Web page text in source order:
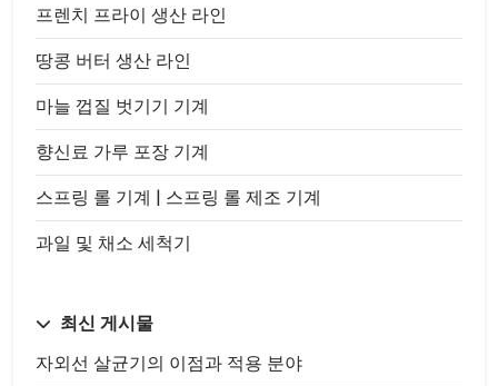
프렌치 프라이 생산 라인
땅콩 버터 생산 라인
마늘 껍질 벗기기 기계
향신료 가루 포장 기계
스프링 롤 기계 | 스프링 롤 제조 기계
과일 및 채소 세척기
최신 게시물
자외선 살균기의 이점과 적용 분야